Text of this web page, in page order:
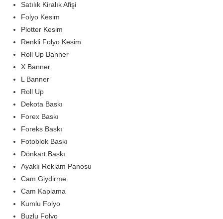
Satılık Kiralık Afişi
Folyo Kesim
Plotter Kesim
Renkli Folyo Kesim
Roll Up Banner
X Banner
L Banner
Roll Up
Dekota Baskı
Forex Baskı
Foreks Baskı
Fotoblok Baskı
Dönkart Baskı
Ayaklı Reklam Panosu
Cam Giydirme
Cam Kaplama
Kumlu Folyo
Buzlu Folyo